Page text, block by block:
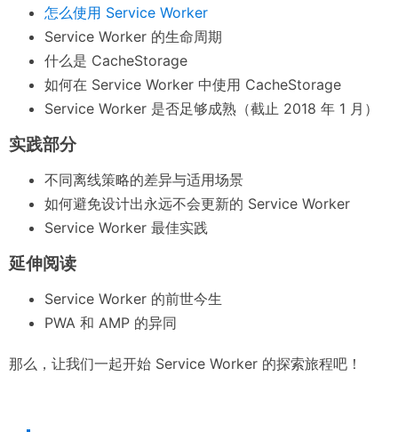
怎么使用 Service Worker
Service Worker 的生命周期
什么是 CacheStorage
如何在 Service Worker 中使用 CacheStorage
Service Worker 是否足够成熟（截止 2018 年 1 月）
实践部分
不同离线策略的差异与适用场景
如何避免设计出永远不会更新的 Service Worker
Service Worker 最佳实践
延伸阅读
Service Worker 的前世今生
PWA 和 AMP 的异同
那么，让我们一起开始 Service Worker 的探索旅程吧！